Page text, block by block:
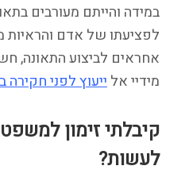
במידה והייתם מעורבים
לפציעתו של אדם
אחראים לביצוע התאונה,
מידיי אלייעוץ לפני
קיבלתי זימון
לעשות?